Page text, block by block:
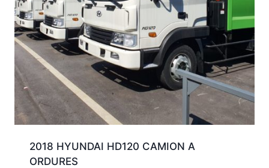
2018 HYUNDAI HD120 CAMION A
ORDURES